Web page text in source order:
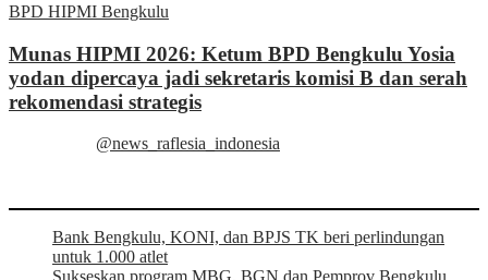
BPD HIPMI Bengkulu
Munas HIPMI 2026: Ketum BPD Bengkulu Yosia
yodan dipercaya jadi sekretaris komisi B dan serah
rekomendasi strategis
@news_raflesia_indonesia
Bank Bengkulu, KONI, dan BPJS TK beri perlindungan
untuk 1.000 atlet